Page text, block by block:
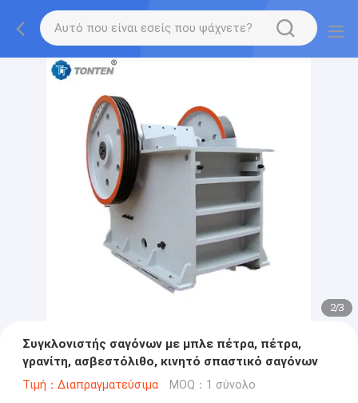
2/3
Συγκλονιστής σαγόνων με μπλε πέτρα, πέτρα,
γρανίτη, ασβεστόλιθο, κινητό σπαστικό σαγόνων
Τιμή：Διαπραγματεύσιμα MOQ：1 σύνολο